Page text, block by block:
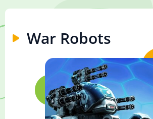
War Robots